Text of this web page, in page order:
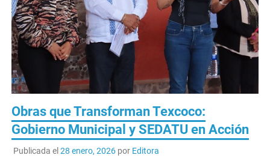
Obras que Transforman Texcoco:
Gobierno Municipal y SEDATU en Acción
Publicada el28 enero, 2026por Editora